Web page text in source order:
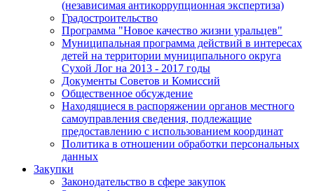
(независимая антикоррупционная экспертиза)
Градостроительство
Программа "Новое качество жизни уральцев"
Муниципальная программа действий в интересах
детей на территории муниципального округа
Сухой Лог на 2013 - 2017 годы
Документы Советов и Комиссий
Общественное обсуждение
Находящиеся в распоряжении органов местного
самоуправления сведения, подлежащие
предоставлению с использованием координат
Политика в отношении обработки персональных
данных
Закупки
Законодательство в сфере закупок